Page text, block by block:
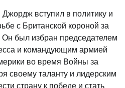
вступил в политику и
с Британской короной за
был избран председателем
и командующим армией
во время Войны за
своему таланту и лидерским